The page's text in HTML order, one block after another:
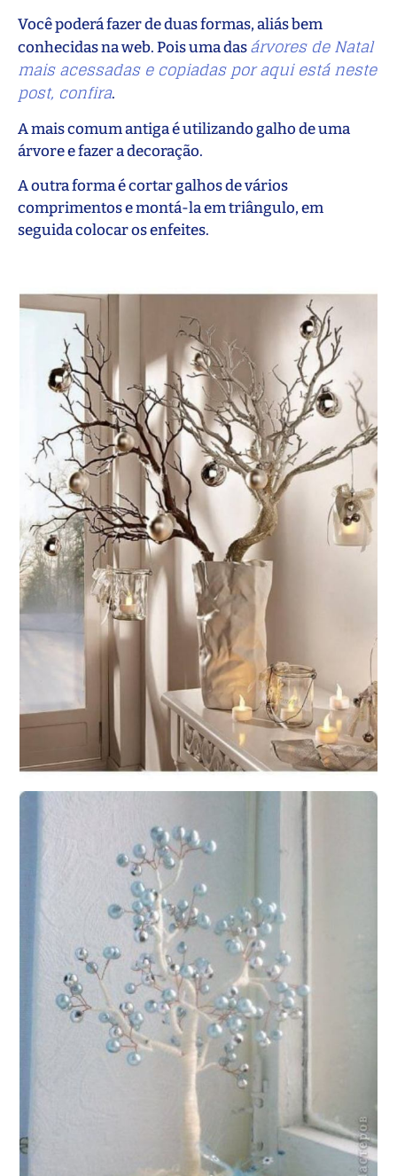
Você poderá fazer de duas formas, aliás bem
conhecidas na web. Pois uma dasárvores de Natal
mais acessadas e copiadas por aqui está neste
post, confira.
A mais comum antiga é utilizando galho de uma
árvore e fazer a decoração.
A outra forma é cortar galhos de vários
comprimentos e montá-la em triângulo, em
seguida colocar os enfeites.